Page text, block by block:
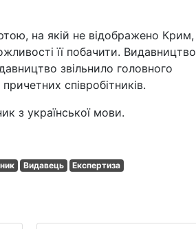
на якій не відображено Крим,
її побачити. Видавництво
звільнило головного
співробітників.
з української мови.
Видавець
Експертиза